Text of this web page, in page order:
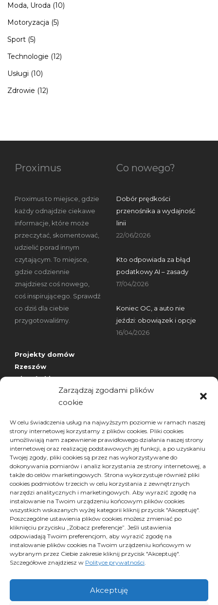
Zarządzaj zgodami plików
cookie
W celu świadczenia usług na najwyższym poziomie w ramach naszej
strony internetowej korzystamy z plików cookies. Pliki cookies
umożliwiają nam zapewnienie prawidłowego działania naszej strony
internetowej oraz realizację podstawowych jej funkcji, a po uzyskaniu
Twojej zgody, pliki cookies są przez nas wykorzystywane do
dokonywania pomiarów i analiz korzystania ze strony internetowej, a
także do celów marketingowych. Strona wykorzystuje również pliki
cookies podmiotów trzecich w celu korzystania z zewnętrznych
narzędzi analitycznych i marketingowych. Aby wyrazić zgodę na
instalowanie na Twoim urządzeniu końcowym plików cookies
wszystkich wskazanych wyżej kategorii kliknij przycisk "Akceptuję".
Poszczególne ustawienia plików cookies możesz zmieniać po
kliknięciu przycisku „Zobacz preferencje”. Jeśli ustawienia
odpowiadają Twoim preferencjom, aby wyrazić zgodę na
instalowanie plików cookies na Twoim urządzeniu końcowym w
wybranym przez Ciebie zakresie kliknij przycisk "Akceptuję".
Szczegółowe znajdziesz w Polityce prywatności.
Akceptuję
Moda, Uroda (10)
Motoryzacja (5)
Sport (5)
Technologie (12)
Usługi (10)
Zdrowie (12)
Proximus
Proximus to miejsce, gdzie
każdy odnajdzie ciekawe
informacje, które może
przeczytać, skomentować,
udzielić porad innym
czytającym. To miejsce,
gdzie codziennie
znajdziesz coś nowego,
coś inspirującego. Sprawdź
co dziś dla ciebie
przygotowaliśmy.
Projekty domów
Rzeszów
wizytówki nap
Co nowego?
Dobór prędkości
przenośnika a wydajność
linii
22/06/2026
Kto odpowiada za błąd
podatkowy AI – zasady
17/04/2026
Koniec OC, a auto nie
jeździ: obowiązek i opcje
16/04/2026
Archiwa
Wybierz miesiąc
Archiwa
Polityka plików cookies (EU)
Polityka prywatności
Proximus - Wszelkie prawa zastrzeżone